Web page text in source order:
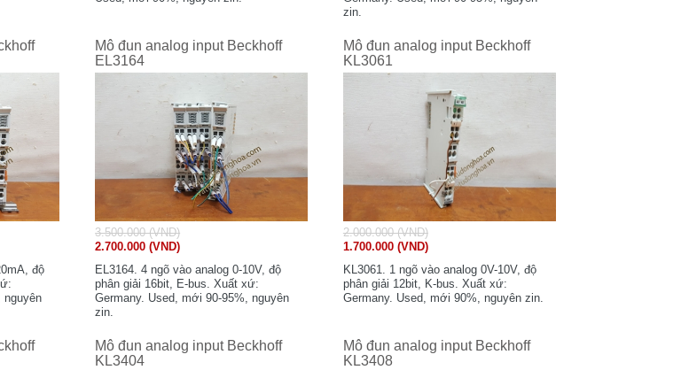
zin.
độ
nguyên
Mô đun analog input Beckhoff
EL3164
3.500.000 (VND)
2.700.000 (VND)
EL3164. 4 ngõ vào analog 0-10V, độ
phân giải 16bit, E-bus. Xuất xứ:
Germany. Used, mới 90-95%, nguyên
zin.
Mô đun analog input Beckhoff
KL3061
2.000.000 (VND)
1.700.000 (VND)
KL3061. 1 ngõ vào analog 0V-10V, độ
phân giải 12bit, K-bus. Xuất xứ:
Germany. Used, mới 90%, nguyên zin.
Mô đun analog input Beckhoff
KL3404
Mô đun analog input Beckhoff
KL3408